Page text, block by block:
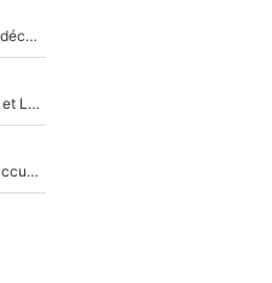
Bradley Barcola : Luis Enrique prêt à l’écarter au PSG, la décision qui va accélérer son transfert à Liverpool ?
La Liga sur beIN SPORTS, c’est terminé : Kylian Mbappé et Lamine Yamal changent de chaîne, «le moment était venu d'ouvrir un nouveau chapitre»
Avant l’annonce de sa première liste, Zidane a décidé d’accueillir une nouvelle tête en équipe de France